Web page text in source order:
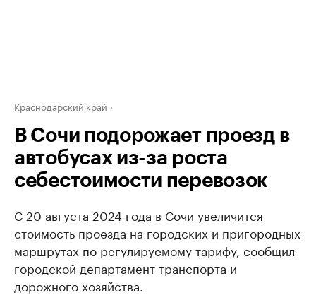
Краснодарский край
В Сочи подорожает проезд в
автобусах из-за роста
себестоимости перевозок
С 20 августа 2024 года в Сочи увеличится
стоимость проезда на городских и пригородных
маршрутах по регулируемому тарифу, сообщил
городской департамент транспорта и
дорожного хозяйства.